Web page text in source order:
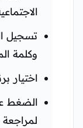
تسجيل
وكلمة
اختيار
الضغط